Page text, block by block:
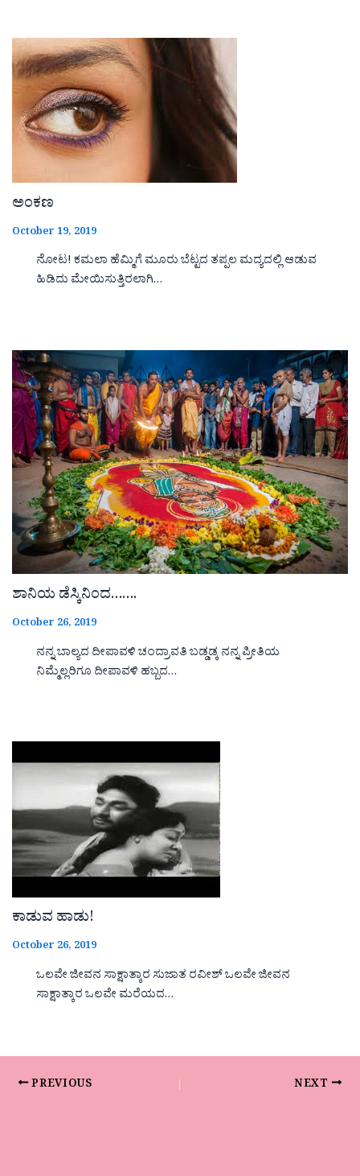
ಅಂಕಣ
October 19, 2019
ನೋಟ! ಕಮಲಾ ಹೆಮ್ಮಿಗೆ ಮೂರು ಬೆಟ್ಟದ ತಪ್ಪಲ ಮದ್ಯದಲ್ಲಿ ಆಡುವ
ಹಿಡಿದು ಮೇಯಿಸುತ್ತಿರಲಾಗಿ…
ಶಾನಿಯ ಡೆಸ್ಕಿನಿಂದ…….
October 26, 2019
ನನ್ನ ಬಾಲ್ಯದ ದೀಪಾವಳಿ ಚಂದ್ರಾವತಿ ಬಡ್ಡಡ್ಕ ನನ್ನ ಪ್ರೀತಿಯ
ನಿಮ್ಮೆಲ್ಲರಿಗೂ ದೀಪಾವಳಿ ಹಬ್ಬದ…
ಕಾಡುವ ಹಾಡು!
October 26, 2019
ಒಲವೇ ಜೀವನ ಸಾಕ್ಷಾತ್ಕಾರ ಸುಜಾತ ರವೀಶ್ ಒಲವೇ ಜೀವನ
ಸಾಕ್ಷಾತ್ಕಾರ ಒಲವೇ ಮರೆಯದ…
PREVIOUS NEXT